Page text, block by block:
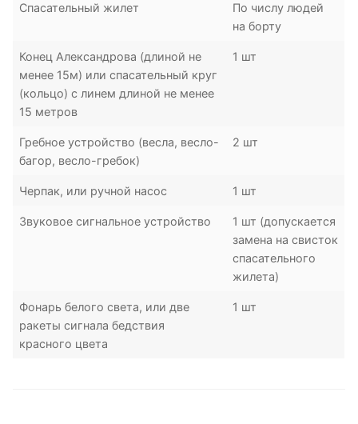
Спасательный жилет
По числу людей
на борту
Конец Александрова (длиной не
менее 15м) или спасательный круг
(кольцо) с линем длиной не менее
15 метров
1 шт
Гребное устройство (весла, весло-
багор, весло-гребок)
2 шт
Черпак, или ручной насос 1 шт
Звуковое сигнальное устройство
1 шт (допускается
замена на свисток
спасательного
жилета)
Фонарь белого света, или две
ракеты сигнала бедствия
красного цвета
1 шт